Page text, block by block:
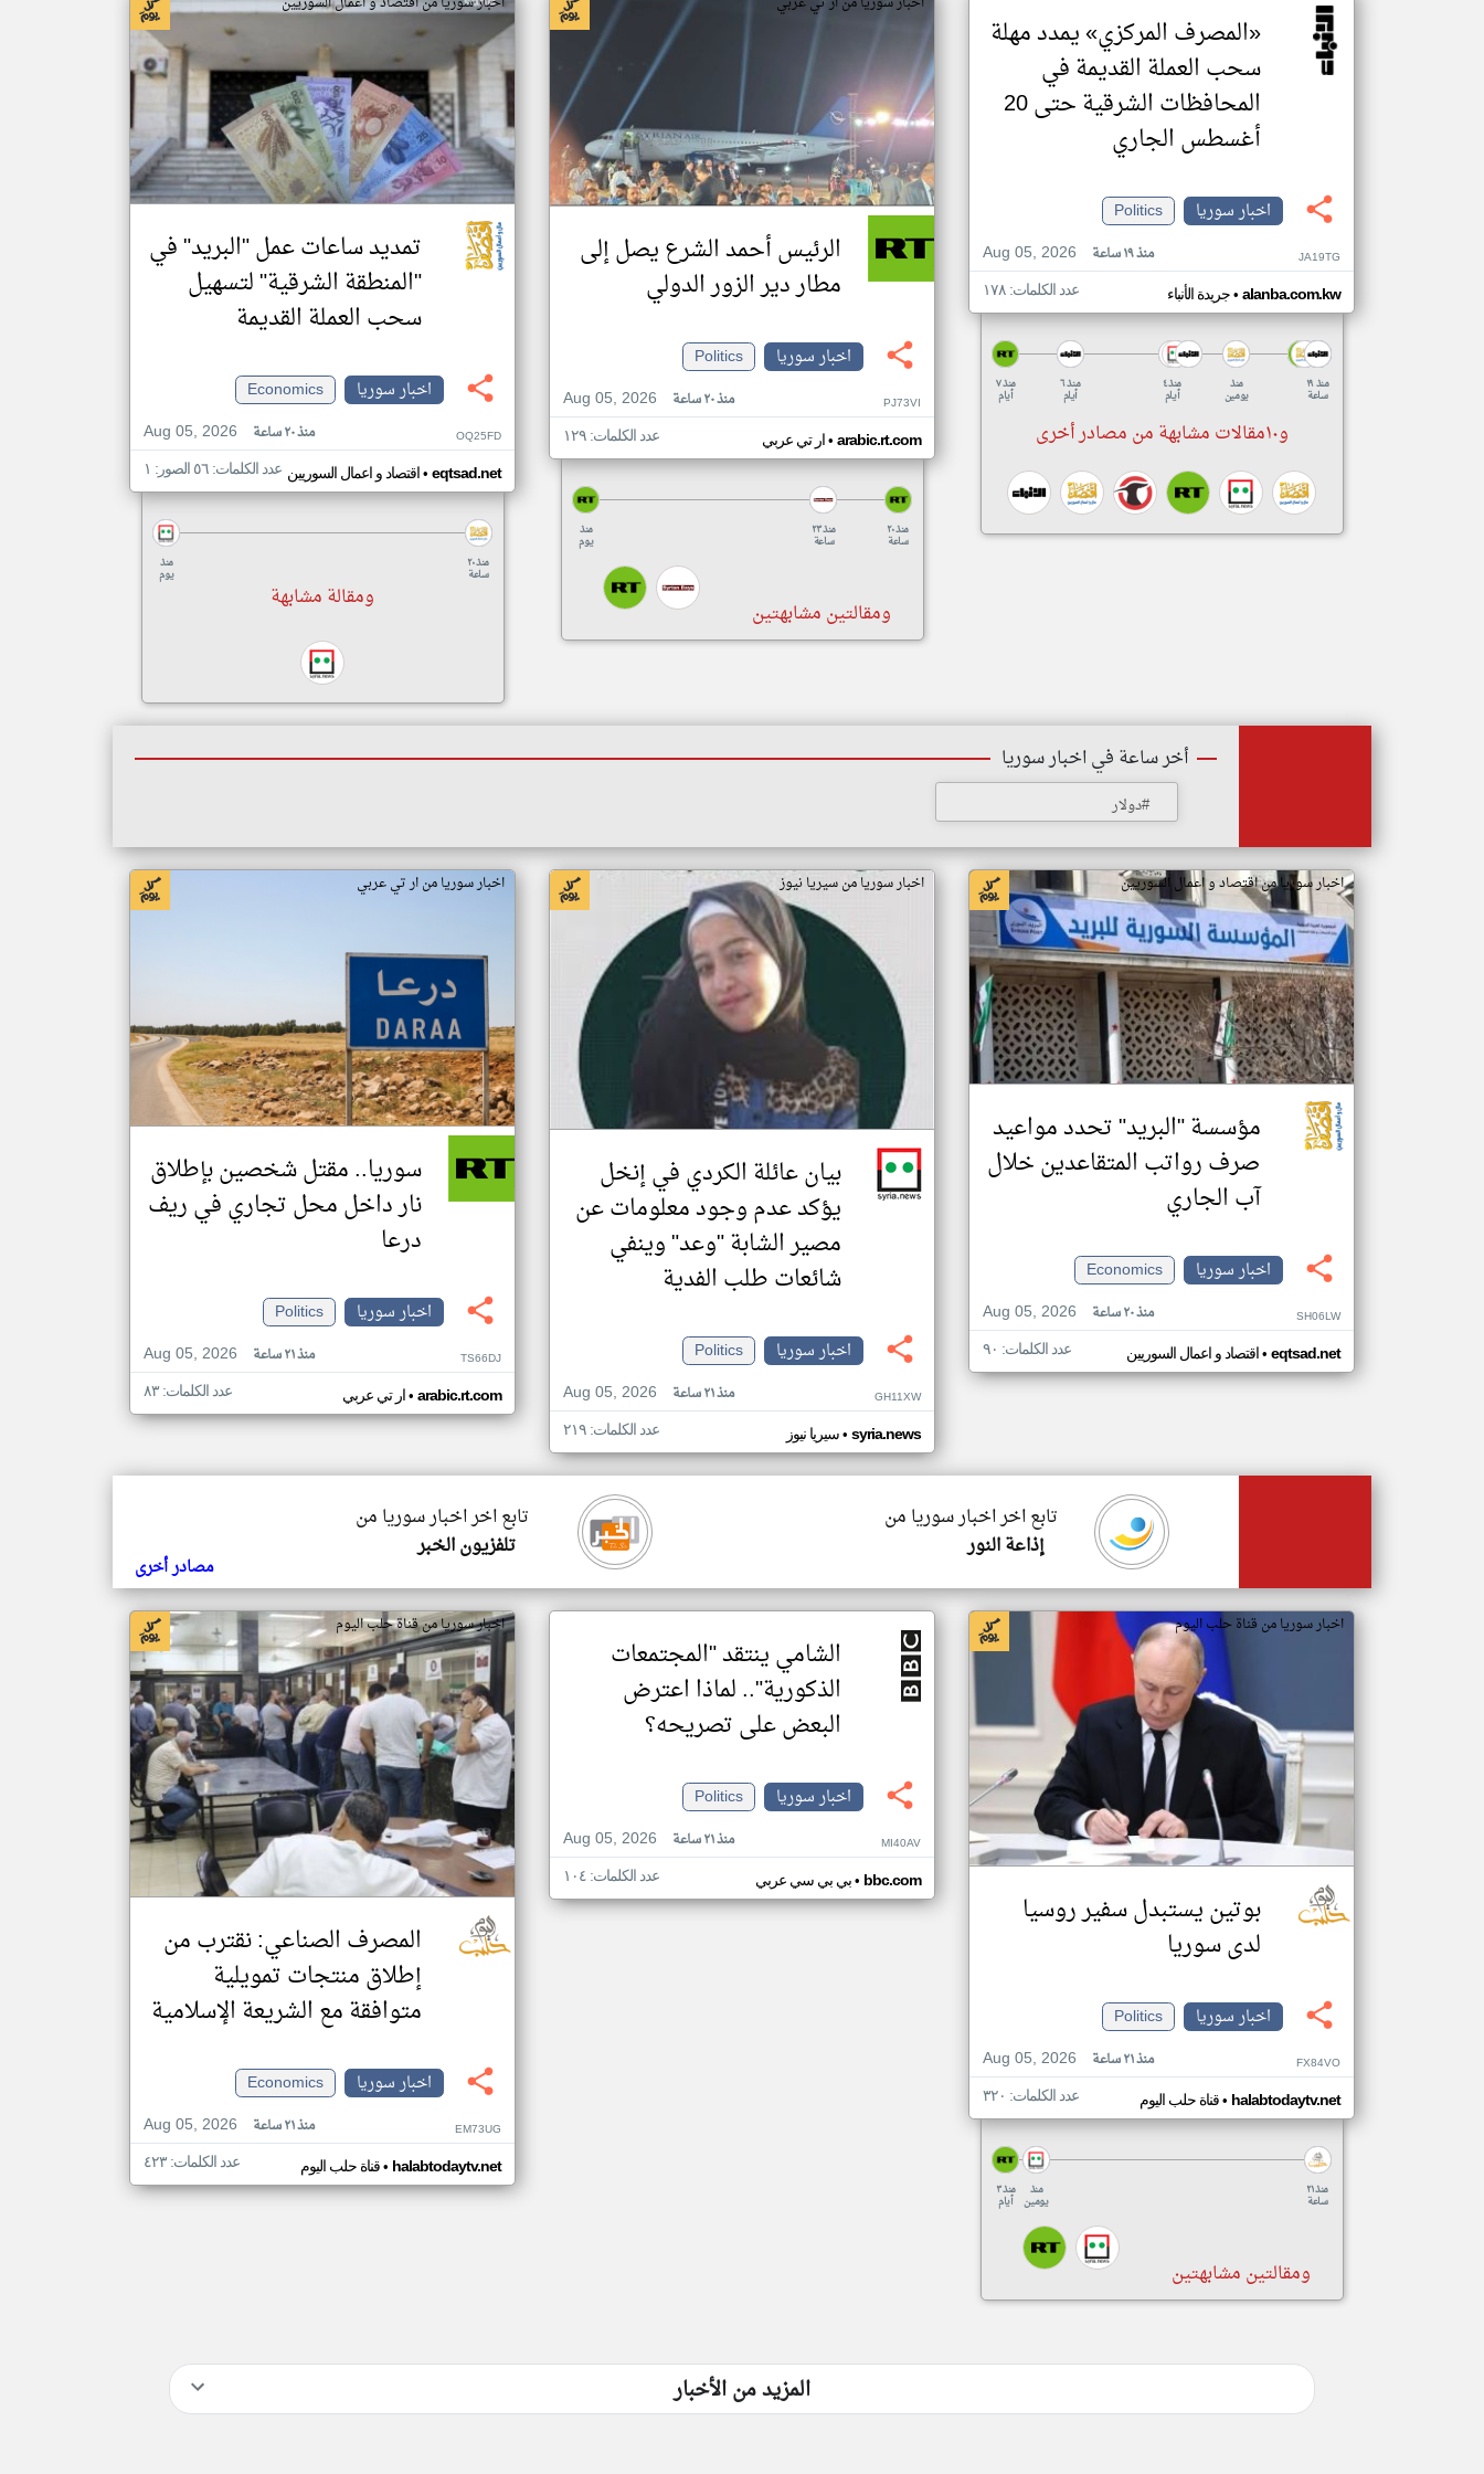
«المصرف المركزي» يمدد مهلة
سحب العملة القديمة في
المحافظات الشرقية حتى 20
أغسطس الجاري
اخبار سوريا
Politics
Aug 05, 2026
منذ ١٩ ساعة JA19TG
جريدة الأنباء• alanba.com.kw عدد الكلمات: ١٧٨
منذ ٧
أيام
منذ ٦
أيام
منذ ٤
أيام
منذ
يومين
منذ ١٩
ساعة
و١٠مقالات مشابهة من مصادر أخرى
الرئيس أحمد الشرع يصل إلى
مطار دير الزور الدولي
اخبار سوريا
Politics
Aug 05, 2026
منذ ٢٠ ساعة PJ73VI
ار تي عربي• arabic.rt.com عدد الكلمات: ١٢٩
منذ
يوم
منذ ٢٣
ساعة
منذ ٢٠
ساعة
ومقالتين مشابهتين
تمديد ساعات عمل "البريد" في
"المنطقة الشرقية" لتسهيل
سحب العملة القديمة
اخبار سوريا
Economics
Aug 05, 2026
منذ ٢٠ ساعة OQ25FD
اقتصاد و اعمال السوريين• eqtsad.net عدد الكلمات: ٥٦ الصور: ١
منذ
يوم
منذ ٢٠
ساعة
ومقالة مشابهة
أخر ساعة في اخبار سوريا
#دولار
اخبار سوريا من اقتصاد و اعمال السوريين
مؤسسة "البريد" تحدد مواعيد
صرف رواتب المتقاعدين خلال
آب الجاري
اخبار سوريا
Economics
Aug 05, 2026
منذ ٢٠ ساعة SH06LW
اقتصاد و اعمال السوريين• eqtsad.net عدد الكلمات: ٩٠
اخبار سوريا من سيريا نيوز
بيان عائلة الكردي في إنخل
يؤكد عدم وجود معلومات عن
مصير الشابة "وعد" وينفي
شائعات طلب الفدية
اخبار سوريا
Politics
Aug 05, 2026
منذ ٢١ ساعة GH11XW
سيريا نيوز• syria.news عدد الكلمات: ٢١٩
اخبار سوريا من ار تي عربي
سوريا.. مقتل شخصين بإطلاق
نار داخل محل تجاري في ريف
درعا
اخبار سوريا
Politics
Aug 05, 2026
منذ ٢١ ساعة TS66DJ
ار تي عربي• arabic.rt.com عدد الكلمات: ٨٣
تابع اخر اخبار سوريا من
تلفزيون الخبر
تابع اخر اخبار سوريا من
إذاعة النور
مصادر أخرى
اخبار سوريا من قناة حلب اليوم
بوتين يستبدل سفير روسيا
لدى سوريا
اخبار سوريا
Politics
Aug 05, 2026
منذ ٢١ ساعة FX84VO
قناة حلب اليوم• halabtodaytv.net عدد الكلمات: ٣٢٠
منذ ٣
أيام
منذ
يومين
منذ ٢١
ساعة
ومقالتين مشابهتين
الشامي ينتقد "المجتمعات
الذكورية".. لماذا اعترض
البعض على تصريحه؟
اخبار سوريا
Politics
Aug 05, 2026
منذ ٢١ ساعة MI40AV
بي بي سي عربي• bbc.com عدد الكلمات: ١٠٤
اخبار سوريا من قناة حلب اليوم
المصرف الصناعي: نقترب من
إطلاق منتجات تمويلية
متوافقة مع الشريعة الإسلامية
اخبار سوريا
Economics
Aug 05, 2026
منذ ٢١ ساعة EM73UG
قناة حلب اليوم• halabtodaytv.net عدد الكلمات: ٤٢٣
المزيد من الأخبار